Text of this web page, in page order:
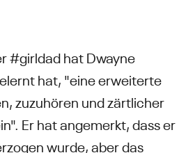
#girldad hat Dwayne
hat, "eine erweiterte
zuzuhören und zärtlicher
Er hat angemerkt, dass er
wurde, aber das